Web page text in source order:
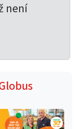
není